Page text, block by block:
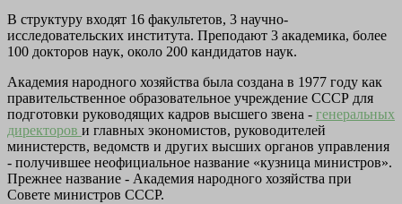
В структуру входят 16 факультетов, 3 научно-
исследовательских института. Преподают 3 академика, более
100 докторов наук, около 200 кандидатов наук.
Академия народного хозяйства была создана в 1977 году как
правительственное образовательное учреждение СССР для
подготовки руководящих кадров высшего звена - генеральных
директоров и главных экономистов, руководителей
министерств, ведомств и других высших органов управления
- получившее неофициальное название «кузница министров».
Прежнее название - Академия народного хозяйства при
Совете министров СССР.